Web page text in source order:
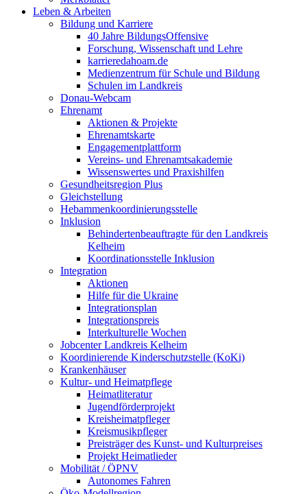
Leben & Arbeiten
Bildung und Karriere
40 Jahre BildungsOffensive
Forschung, Wissenschaft und Lehre
karrieredahoam.de
Medienzentrum für Schule und Bildung
Schulen im Landkreis
Donau-Webcam
Ehrenamt
Aktionen & Projekte
Ehrenamtskarte
Engagementplattform
Vereins- und Ehrenamtsakademie
Wissenswertes und Praxishilfen
Gesundheitsregion Plus
Gleichstellung
Hebammenkoordinierungsstelle
Inklusion
Behindertenbeauftragte für den Landkreis
Kelheim
Koordinationsstelle Inklusion
Integration
Aktionen
Hilfe für die Ukraine
Integrationsplan
Integrationspreis
Interkulturelle Wochen
Jobcenter Landkreis Kelheim
Koordinierende Kinderschutzstelle (KoKi)
Krankenhäuser
Kultur- und Heimatpflege
Heimatliteratur
Jugendförderprojekt
Kreisheimatpfleger
Kreismusikpfleger
Preisträger des Kunst- und Kulturpreises
Projekt Heimatlieder
Mobilität / ÖPNV
Autonomes Fahren